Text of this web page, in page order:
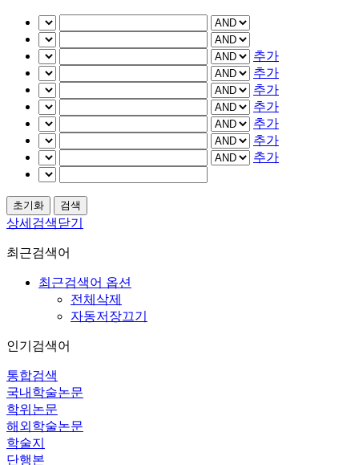
추가
추가
추가
추가
추가
추가
추가
상세검색닫기
최근검색어
최근검색어 옵션
전체삭제
자동저장끄기
인기검색어
통합검색
국내학술논문
학위논문
해외학술논문
학술지
단행본